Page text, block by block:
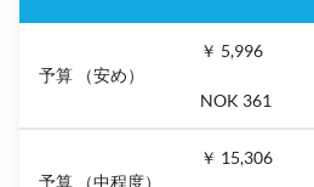
予算 （安め）
￥ 5,996
NOK 361
予算 （中程度）
￥ 15,306